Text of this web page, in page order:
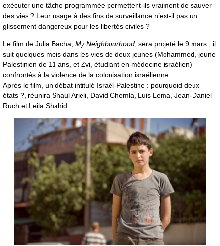
exécuter une tâche programmée permettent-ils vraiment de sauver
des vies ? Leur usage à des fins de surveillance n’est-il pas un
glissement dangereux pour les libertés civiles ?
Le film de Julia Bacha, My Neighbourhood , sera projeté le 9 mars ; il
suit quelques mois dans les vies de deux jeunes (Mohammed, jeune
Palestinien de 11 ans, et Zvi, étudiant en médecine israélien)
confrontés à la violence de la colonisation israélienne.
Après le film, un débat intitulé Israël-Palestine : pourquoid deux
états ?, réunira Shaul Arieli, David Chemla, Luis Lema, Jean-Daniel
Ruch et Leila Shahid.